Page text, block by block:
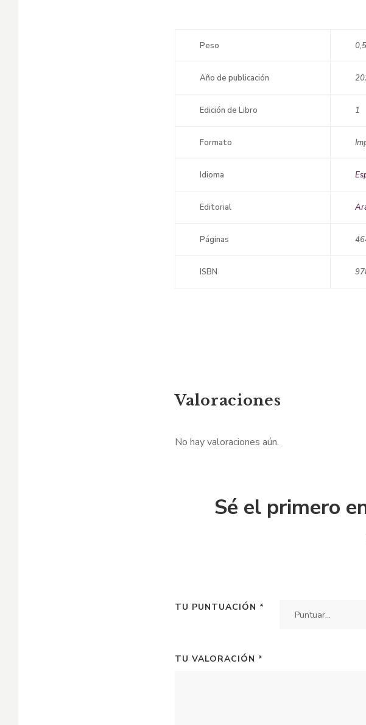
Peso
Año de publicación
Edición de Libro 1
Formato
Idioma
Editorial
Páginas
ISBN
Valoraciones
No hay valoraciones aún.
Sé el primero
TU PUNTUACIÓN *
TU VALORACIÓN *